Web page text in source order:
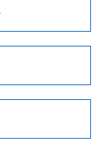
Cr(VI)